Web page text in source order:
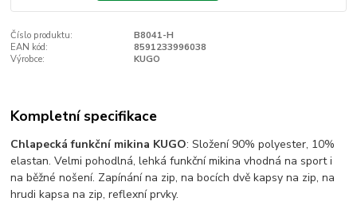
Číslo produktu:
B8041-H
EAN kód:
8591233996038
Výrobce:
KUGO
Kompletní specifikace
Chlapecká funkční mikina KUGO: Složení 90% polyester, 10%
elastan. Velmi pohodlná, lehká funkční mikina vhodná na sport i
na běžné nošení. Zapínání na zip, na bocích dvě kapsy na zip, na
hrudi kapsa na zip, reflexní prvky.